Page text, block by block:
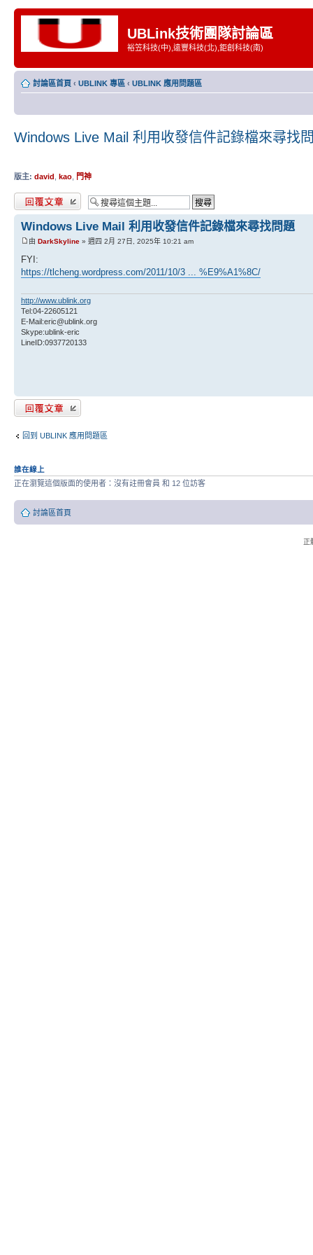
UBLink技術團隊討論區
裕笠科技(中),遠豐科技(北),鉅創科技(南)
討論區首頁 ‹ UBLINK 專區 ‹ UBLINK 應用問題區
Windows Live Mail 利用收發信件記錄檔來尋找
版主: david kao 門神
發表回覆
Windows Live Mail 利用收發信件記錄檔來尋找問題
由 DarkSkyline » 週四 2月 27日, 2025年 10:21 am
FYI:
https://tlcheng.wordpress.com/2011/10/3 ... %E9%A1%8C/
http://www.ublink.org
Tel:04-22605121
E-Mail:eric@ublink.org
Skype:ublink-eric
LineID:0937720133
發表回覆
回到 UBLINK 應用問題區
誰在線上
正在瀏覽這個版面的使用者：沒有註冊會員 和 12 位訪客
討論區首頁
正